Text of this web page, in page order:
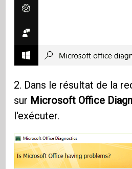
2. Dans le résultat de la
sur Microsoft Office
l'exécuter.